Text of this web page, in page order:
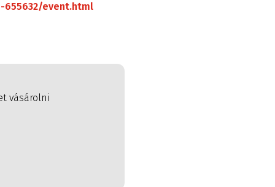
event.html
vásárolni